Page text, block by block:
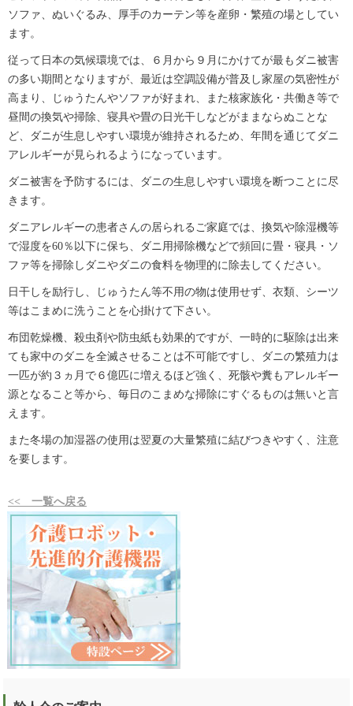
ソファ、ぬいぐるみ、厚手のカーテン等を産卵・繁殖の場としてい
ます。
従って日本の気候環境では、６月から９月にかけてが最もダニ被害
の多い期間となりますが、最近は空調設備が普及し家屋の気密性が
高まり、じゅうたんやソファが好まれ、また核家族化・共働き等で
昼間の換気や掃除、寝具や畳の日光干しなどがままならぬことな
ど、ダニが生息しやすい環境が維持されるため、年間を通じてダニ
アレルギーが見られるようになっています。
ダニ被害を予防するには、ダニの生息しやすい環境を断つことに尽
きます。
ダニアレルギーの患者さんの居られるご家庭では、換気や除湿機等
で湿度を60％以下に保ち、ダニ用掃除機などで頻回に畳・寝具・ソ
ファ等を掃除しダニやダニの食料を物理的に除去してください。
日干しを励行し、じゅうたん等不用の物は使用せず、衣類、シーツ
等はこまめに洗うことを心掛けて下さい。
布団乾燥機、殺虫剤や防虫紙も効果的ですが、一時的に駆除は出来
ても家中のダニを全滅させることは不可能ですし、ダニの繁殖力は
一匹が約３ヵ月で６億匹に増えるほど強く、死骸や糞もアレルギー
源となること等から、毎日のこまめな掃除にすぐるものは無いと言
えます。
また冬場の加湿器の使用は翌夏の大量繁殖に結びつきやすく、注意
を要します。
<< 一覧へ戻る